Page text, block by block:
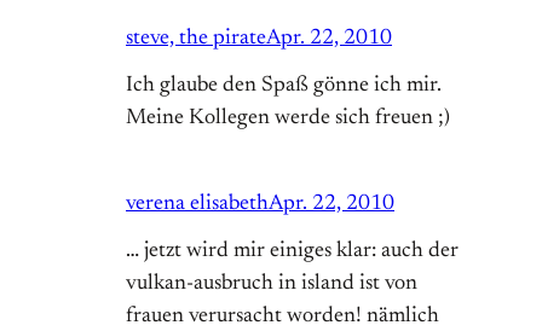
steve, the pirateApr. 22, 2010
Ich glaube den Spaß gönne ich mir.
Meine Kollegen werde sich freuen ;)
verena elisabethApr. 22, 2010
… jetzt wird mir einiges klar: auch der
vulkan-ausbruch in island ist von
frauen verursacht worden! nämlich